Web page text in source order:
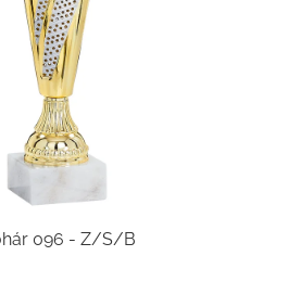
096 - Z/S/B